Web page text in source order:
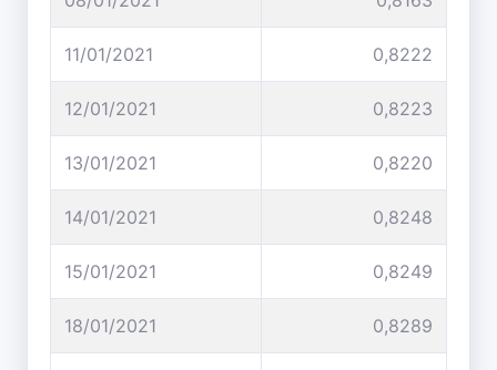
11/01/2021 0,8222
12/01/2021 0,8223
13/01/2021 0,8220
14/01/2021 0,8248
15/01/2021 0,8249
18/01/2021 0,8289